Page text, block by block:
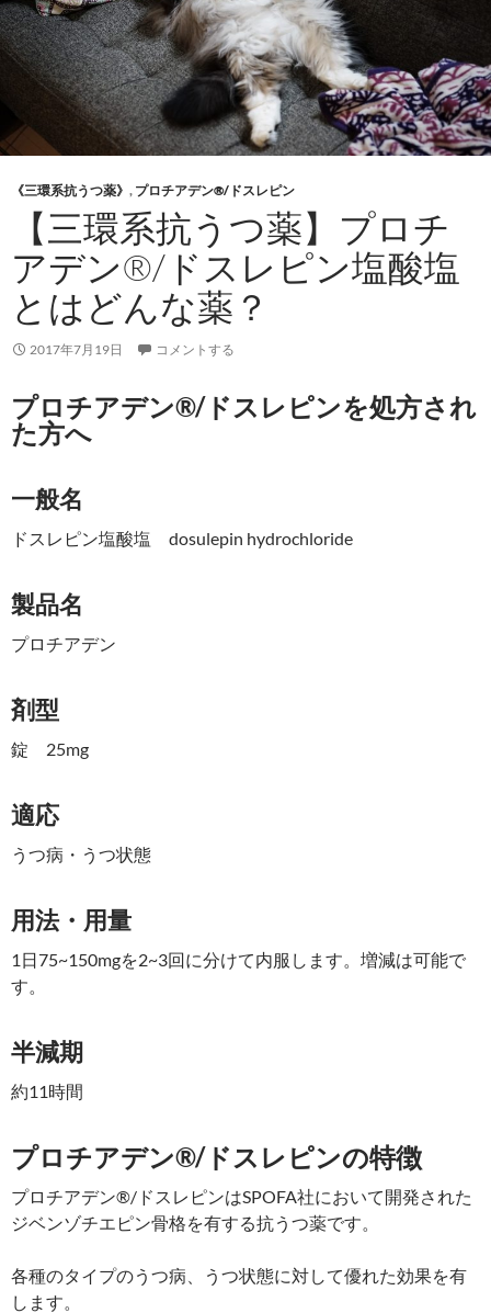
《三環系抗うつ薬》 , プロチアデン®/ドスレピン
【三環系抗うつ薬】プロチ
アデン®/ドスレピン塩酸塩
とはどんな薬？
2017年7月19日 コメントする
プロチアデン®/ドスレピンを処方され
た方へ
一般名
ドスレピン塩酸塩 dosulepin hydrochloride
製品名
プロチアデン
剤型
錠 25mg
適応
うつ病・うつ状態
用法・用量
1日75~150mgを2~3回に分けて内服します。増減は可能で
す。
半減期
約11時間
プロチアデン®/ドスレピンの特徴
プロチアデン®/ドスレピンはSPOFA社において開発された
ジベンゾチエピン骨格を有する抗うつ薬です。
各種のタイプのうつ病、うつ状態に対して優れた効果を有
します。